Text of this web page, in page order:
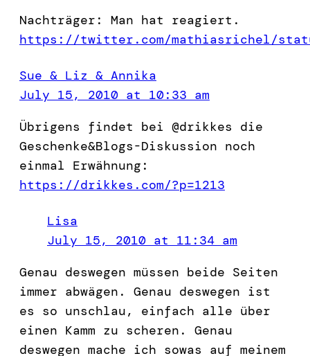
Nachträger: Man hat reagiert.
https://twitter.com/mathiasrichel/
Sue & Liz & Annika
July 15, 2010 at 10:33 am
Übrigens findet bei @drikkes die
Geschenke&Blogs-Diskussion noch
einmal Erwähnung:
https://drikkes.com/?p=1213
Lisa
July 15, 2010 at 11:34 am
Genau deswegen müssen beide Seiten
immer abwägen. Genau deswegen ist
es so unschlau, einfach alle über
einen Kamm zu scheren. Genau
deswegen mache ich sowas auf meinem